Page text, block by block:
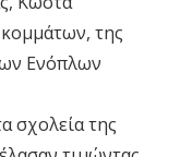
της
Ενόπλων
σχολεία της